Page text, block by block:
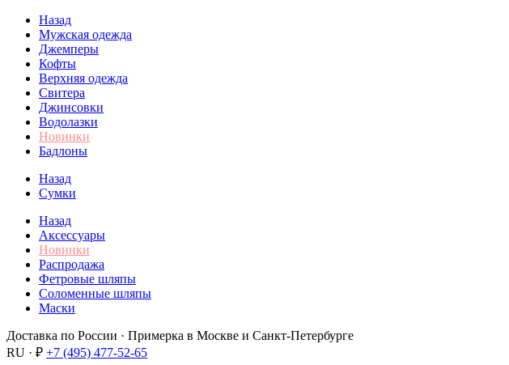
Назад
Мужская одежда
Джемперы
Кофты
Верхняя одежда
Свитера
Джинсовки
Водолазки
Новинки
Бадлоны
Назад
Сумки
Назад
Аксессуары
Новинки
Распродажа
Фетровые шляпы
Соломенные шляпы
Маски
Доставка по России · Примерка в Москве и Санкт-Петербурге
RU · ₽ +7 (495) 477-52-65